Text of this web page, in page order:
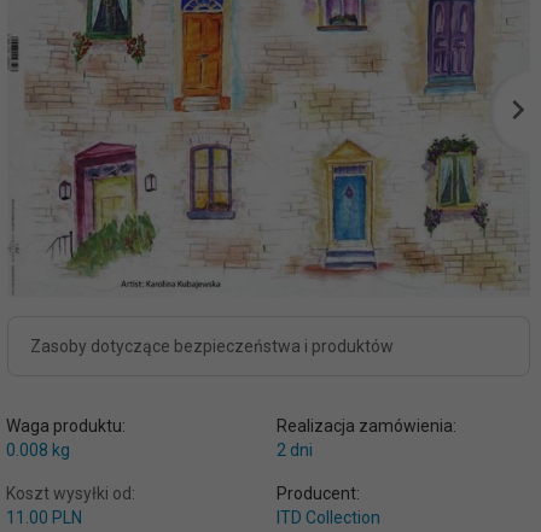
Zasoby dotyczące bezpieczeństwa i produktów
Waga produktu:
0.008 kg
Realizacja zamówienia:
2 dni
Koszt wysyłki od:
11.00 PLN
Producent:
ITD Collection